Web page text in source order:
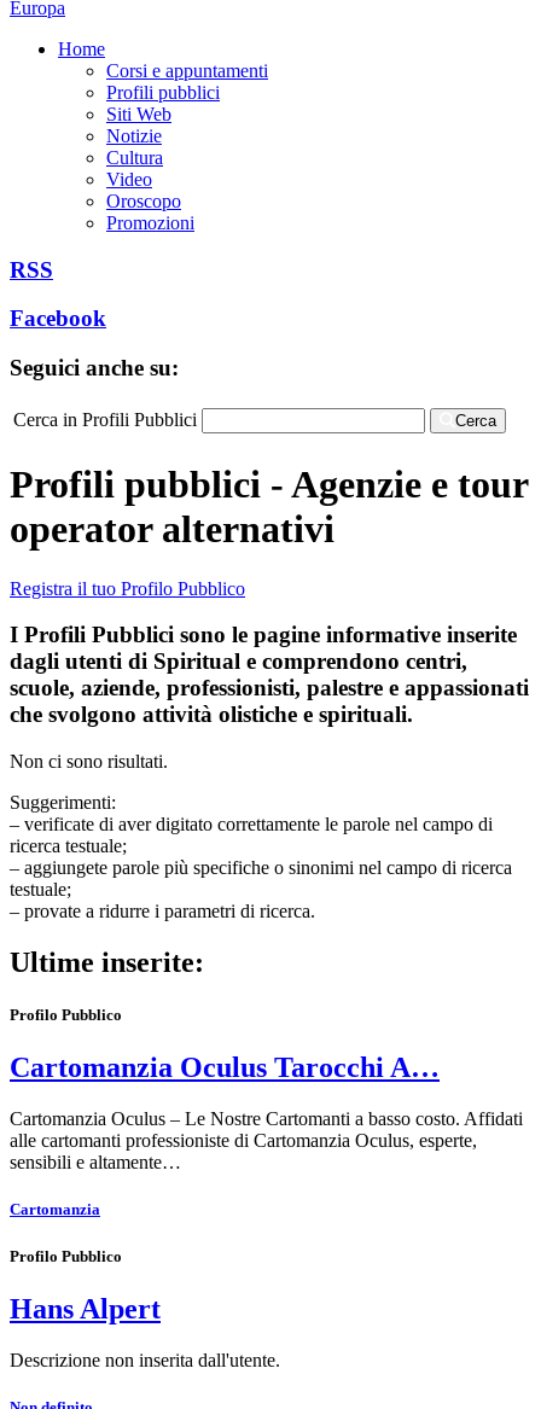
Home
Corsi e appuntamenti
Profili pubblici
Siti Web
Notizie
Cultura
Video
Oroscopo
Promozioni
RSS
Facebook
Seguici anche su:
Cerca in Profili Pubblici Cerca
Profili pubblici - Agenzie e tour
operator alternativi
Registra il tuo Profilo Pubblico
I Profili Pubblici sono le pagine informative inserite
dagli utenti di Spiritual e comprendono centri,
scuole, aziende, professionisti, palestre e appassionati
che svolgono attività olistiche e spirituali.
Non ci sono risultati.
Suggerimenti:
– verificate di aver digitato correttamente le parole nel campo di
ricerca testuale;
– aggiungete parole più specifiche o sinonimi nel campo di ricerca
testuale;
– provate a ridurre i parametri di ricerca.
Ultime inserite:
Profilo Pubblico
Cartomanzia Oculus Tarocchi A…
Cartomanzia Oculus – Le Nostre Cartomanti a basso costo. Affidati
alle cartomanti professioniste di Cartomanzia Oculus, esperte,
sensibili e altamente…
Cartomanzia
Profilo Pubblico
Hans Alpert
Descrizione non inserita dall'utente.